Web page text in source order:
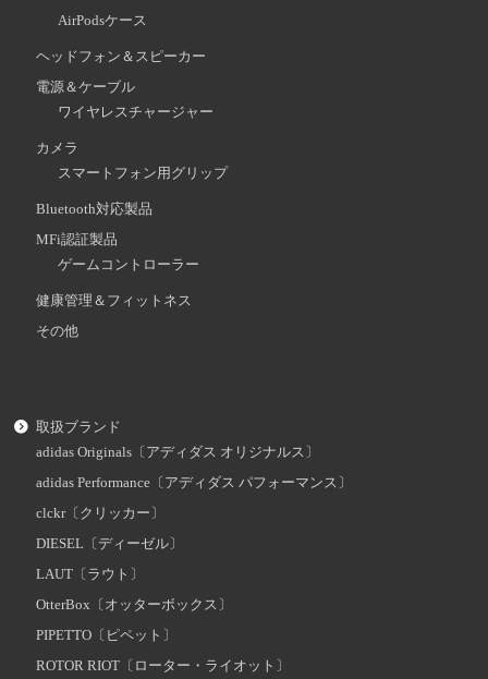
AirPodsケース
ヘッドフォン＆スピーカー
電源＆ケーブル
ワイヤレスチャージャー
カメラ
スマートフォン用グリップ
Bluetooth対応製品
MFi認証製品
ゲームコントローラー
健康管理＆フィットネス
その他
取扱ブランド
adidas Originals〔アディダス オリジナルス〕
adidas Performance〔アディダス パフォーマンス〕
clckr〔クリッカー〕
DIESEL〔ディーゼル〕
LAUT〔ラウト〕
OtterBox〔オッターボックス〕
PIPETTO〔ピペット〕
ROTOR RIOT〔ローター・ライオット〕